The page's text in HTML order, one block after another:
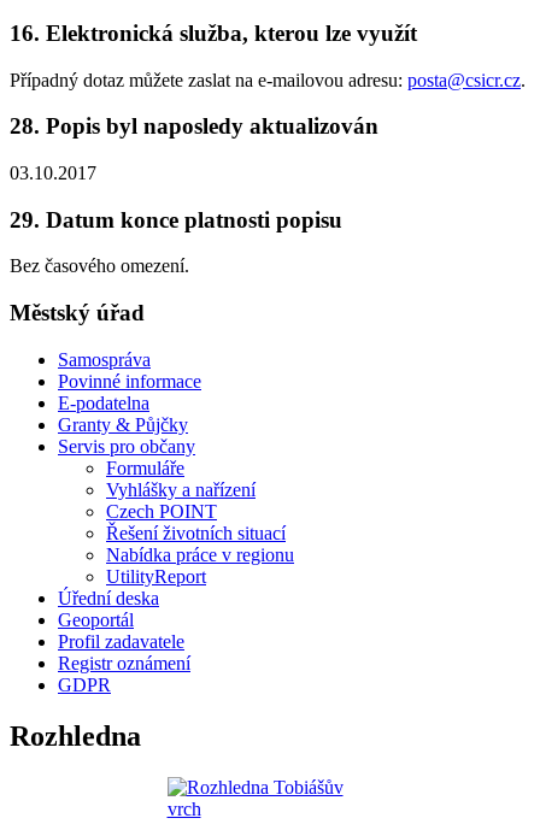
16. Elektronická služba, kterou lze využít
Případný dotaz můžete zaslat na e-mailovou adresu: posta@csicr.cz.
28. Popis byl naposledy aktualizován
03.10.2017
29. Datum konce platnosti popisu
Bez časového omezení.
Městský úřad
Samospráva
Povinné informace
E-podatelna
Granty & Půjčky
Servis pro občany
Formuláře
Vyhlášky a nařízení
Czech POINT
Řešení životních situací
Nabídka práce v regionu
UtilityReport
Úřední deska
Geoportál
Profil zadavatele
Registr oznámení
GDPR
Rozhledna